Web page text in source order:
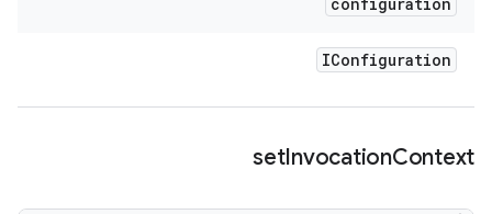
IConfiguration
setInvocationContext